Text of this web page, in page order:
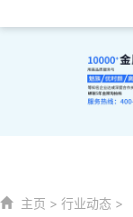
主页 > 行业动态 >